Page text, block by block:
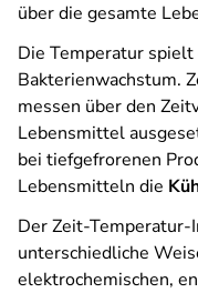
über die gesamte
Die Temperatur
Bakterienwachstum.
messen über den
Lebensmittel
bei tiefgefrorenen
Lebensmitteln die
Der Zeit-Temperatur-
unterschiedliche
elektrochemischen,